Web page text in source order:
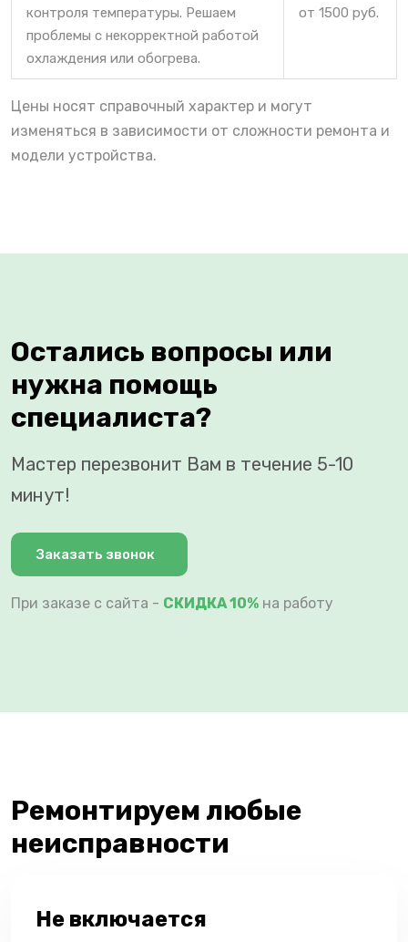
контроля температуры. Решаем
проблемы с некорректной работой
охлаждения или обогрева.
от 1500 руб.
Цены носят справочный характер и могут
изменяться в зависимости от сложности ремонта и
модели устройства.
Остались вопросы или
нужна помощь
специалиста?
Мастер перезвонит Вам в течение 5-10
минут!
Заказать звонок
При заказе с сайта - СКИДКА 10% на работу
Ремонтируем любые
неисправности
Не включается